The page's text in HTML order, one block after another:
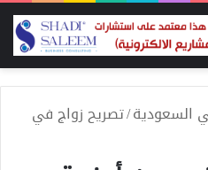
السعودية/تصريح زواج في